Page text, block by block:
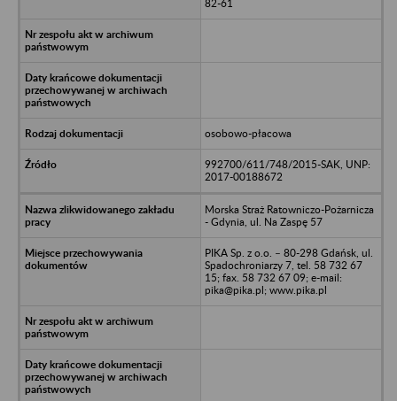
82-61
osobowo-płacowa
992700/611/748/2015-SAK, UNP:
2017-00188672
Morska Straż Ratowniczo-Pożarnicza
- Gdynia, ul. Na Zaspę 57
PIKA Sp. z o.o. – 80-298 Gdańsk, ul.
Spadochroniarzy 7, tel. 58 732 67
15; fax. 58 732 67 09; e-mail:
pika@pika.pl; www.pika.pl